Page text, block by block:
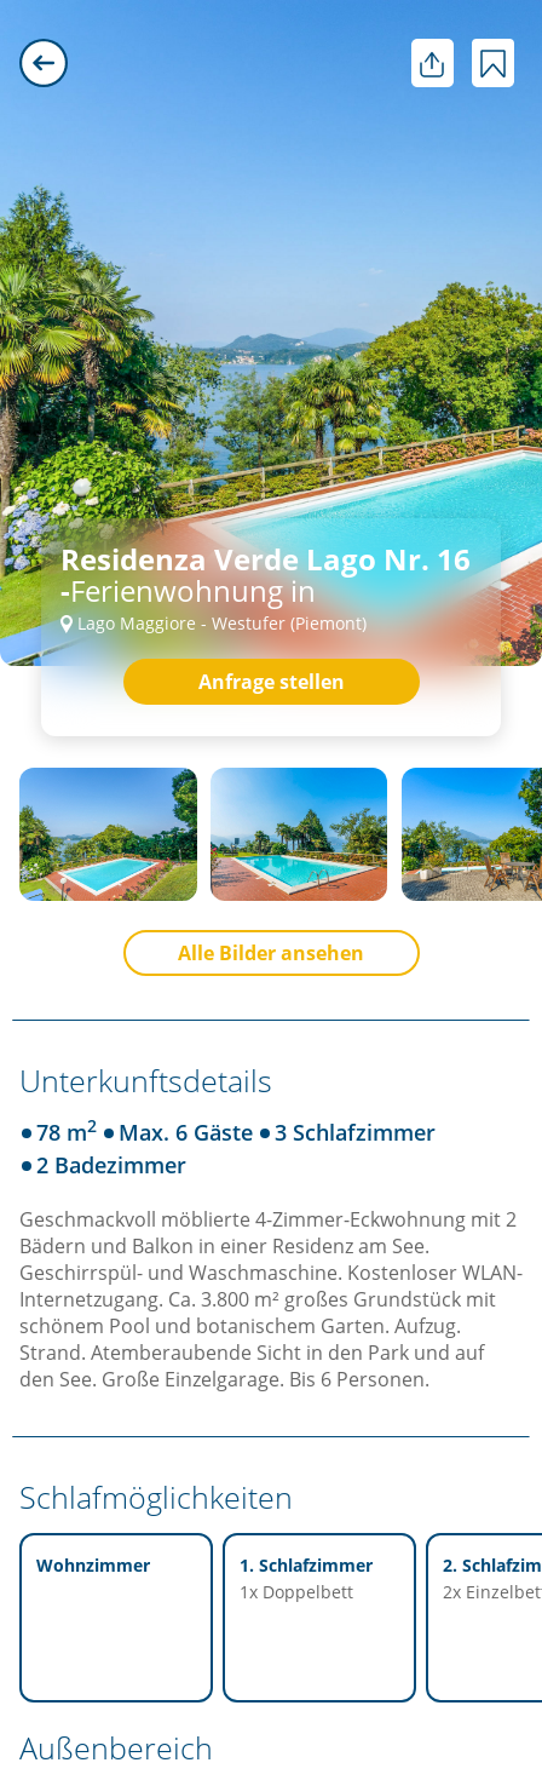
Alle Bilder ansehen
Unterkunftsdetails
78 m2 Max. 6 Gäste
3 Schlafzimmer
2 Badezimmer
Geschmackvoll möblierte 4-Zimmer-Eckwohnung mit 2
Bädern und Balkon in einer Residenz am See.
Geschirrspül- und Waschmaschine. Kostenloser WLAN-
Internetzugang. Ca. 3.800 m² großes Grundstück mit
schönem Pool und botanischem Garten. Aufzug.
Strand. Atemberaubende Sicht in den Park und auf
den See. Große Einzelgarage. Bis 6 Personen.
Schlafmöglichkeiten
Wohnzimmer
1. Schlafzimmer
1x Doppelbett
2.
2x
Außenbereich
Residenza Verde Lago Nr. 16
-Ferienwohnung in
Lago Maggiore - Westufer (Piemont)
Anfrage stellen